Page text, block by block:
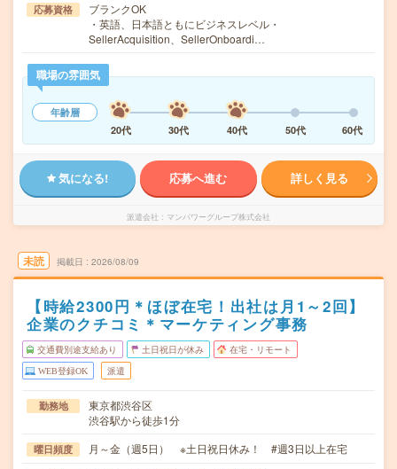
応募資格
ブランクOK
・英語、日本語ともにビジネスレベル・
SellerAcquisition、SellerOnboardi…
職場の雰囲気
年齢層
20代
30代 40代 50代 60代
気になる! 応募へ進む 詳しく見る
派遣会社 マンパワーグループ株式会社
未読 掲載日 2026/08/09
【時給2300円＊ほぼ在宅！出社は月1～2回】
企業のクチコミ＊マーケティング事務
交通費別途支給あり 土日祝日が休み 在宅・リモート
WEB登録OK 派遣
勤務地
東京都渋谷区
渋谷駅から徒歩1分
曜日頻度 月～金（週5日） ※土日祝日休み！ #週3日以上在宅